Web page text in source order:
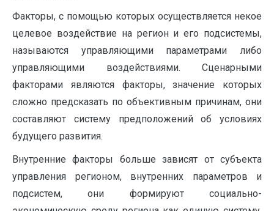
Факторы, с помощью которых осуществляется некое
целевое воздействие на регион и его подсистемы,
называются управляющими параметрами либо
управляющими воздействиями. Сценарными
факторами являются факторы, значение которых
сложно предсказать по объективным причинам, они
составляют систему предположений об условиях
будущего развития.
Внутренние факторы больше зависят от субъекта
управления регионом, внутренних параметров и
подсистем, они формируют социально-